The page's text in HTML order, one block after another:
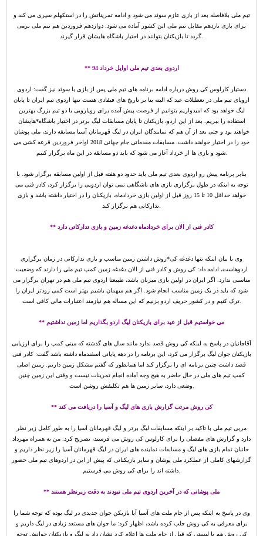
تیم ملی بلافاصله بعد از بازی عازم سوئد می شود و ادامه تمریناتش را در استکهلم سپری می کند و
برای بازی یازدهم مقابل تیم ملی این کشور آماده می شود. دوازدهم فروردین هم تیم ملی برمی
** اردوی بعدی تیم ملی اوایل خرداد 94
دستیار کارلوس کی روش درباره ادامه برنامه های تیم ملی پس از بازی با سوئد نیز گفت: اردوی
اروپای تیم ملی در تعطیلات عید که البته بنا بر تاریخ های فیفادی هست تنها اردوی تیم ایران تا پایان
لیگ خواهد بود که امیدواریم بتوانیم از فرصت پیش آمده برای رویارویی با دو تیم بزرگ بهترین
استفاده را ببریم. بعد از این اردو، بازیکنان تا پایان مسابقات لیگ برتر در اختیار باشگاه*هایشان
خواهند بود و حتی بعد از آن هم که نمایندگان ایران در لیگ قهرمانان آسیا مسابقه دارند، ملی پوشان
خود را در اختیار خواهند داشت. مسابقات مقدماتی جام جهانی 2018 اواخر فروردین قرعه کشی می
شود و بازی ها از خرداد آغاز می شود که باید دو مسابقه در این ماه برگزار کنیم.
بنابر برنامه پیش رو اردوی بعدی تیم ملی باید حدود دو هفته قبل از اولین مسابقه برگزار شود. با
توجه به اینکه در طول برگزاری بازی های باشگاهی نمی توان اردویی را برگزار کرد، کادر فنی می
خواهد حداقل 10 تا 15 روز قبل از اولین بازی خردادماه، بازیکنان را در اختیار داشته باشد و بازی
** کادر فنی از الان برای خردادماه دغدغه زمین و بازی تدارکاتی دارد
وی با بیان اینکه تنها دغدغه کی*روش داشتن زمین مناسب و بازی تدارکاتی در زمان برگزاری
اردوهاست، ادامه داد: کی روش و کادر فنی از الان دغدغه زمین کمپ تیم ملی را دارند که وضعیت
مناسبی ندارد. اگر ایران در اولین بازی میزبان باشد، طبیعتا اردوی تیم ملی هم در تهران برگزار می
شود که باید در یک زمین مناسب انجام شود. اگر هم میهمان باشیم بهتر است کمی زودتر ایران را
ترک کنیم و در کشور حریف اردو بزنیم که این مساله هم نیازمند اعتبارات مالی کافی است.
** می خواستیم قبل از عید برای بازیکنان لیگ اردو بگذاریم اما زمین نداشتیم
آقاجانیان در پاسخ به اینکه کی روش قصد ندارد مانند سال های گذشته که مینی کمپ را برای ارزیابی
بازیکنان جوان لیگ برگزار می کرد، این برنامه را در دهه پایانی اسفندماه داشته باشد گفت: کادر فنی
قصد داشت چنین برنامه ای را برگزار کند اما همانطور که گفتم مشکل زمین داریم. زمین اصلی
کمپ تیم های ملی در حال حاضر به هیچ وجه آماده انجام تمرینات نیست و وقتی این زمین چنین
** کی روش مرتب گزارش بازی های لیگ و آسیا را دریافت می کند
مربی تیم ملی با تاکید بر اینکه مسابقات لیگ برتر و لیگ قهرمانان آسیا را به طور کامل زیر نظر
دارد و گزارش های مفصلی را برای کارلوس کی روش می فرستد، تصریح کرد: من به همراه مهرداد
خانبان تمام بازی های لیگ و مسابقات نماینده های ایران در لیگ قهرمانان آسیا را زیر نظر داریم و
گزارشهای کاملی از عملکرد ملی پوشان و سایر بازیکنانی که پیش از این در اردوهای تیم ملی حضور
** ملی پوشانی که در آخرین اردوی تیم ملی نبودند به دقت زیرنظر هستند
وی در پاسخ به اینکه پس از جام ملت های آسیا آیا بازیکن جوان جدیدی در لیگ بوده که توجه شما را
برای معرفی به کی روش جلب کرده باشد، اظهار کرد: ما جوان های مستعد زیادی در لیگ داریم و
کی روش هم با لیستی که قبل از جام ملت ها اعلام کرد نشان داد به لیگ و بازیکنان جوانش توجه